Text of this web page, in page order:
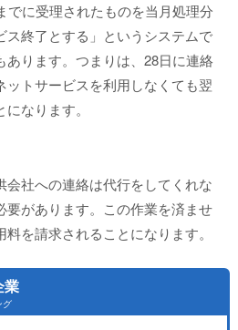
に受理されたものを当月処理分
ス終了とする」というシステムで
ります。つまりは、28日に連絡
ットサービスを利用しなくても翌
なります。
社への連絡は代行をしてくれな
要があります。この作業を済ませ
を請求されることになります。
業
グ